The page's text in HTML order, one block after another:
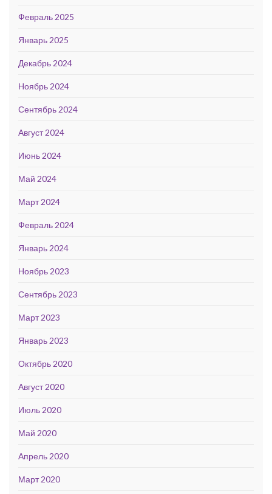
Февраль 2025
Январь 2025
Декабрь 2024
Ноябрь 2024
Сентябрь 2024
Август 2024
Июнь 2024
Май 2024
Март 2024
Февраль 2024
Январь 2024
Ноябрь 2023
Сентябрь 2023
Март 2023
Январь 2023
Октябрь 2020
Август 2020
Июль 2020
Май 2020
Апрель 2020
Март 2020